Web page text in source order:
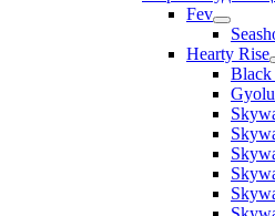
Fev
Hearty Rise